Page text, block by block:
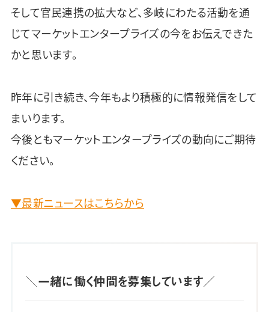
そして官民連携の拡大など、多岐にわたる活動を通
じてマーケットエンタープライズの今をお伝えできた
かと思います。
昨年に引き続き、今年もより積極的に情報発信をして
まいります。
今後ともマーケットエンタープライズの動向にご期待
ください。
▼最新ニュースはこちらから
＼一緒に働く仲間を募集しています／